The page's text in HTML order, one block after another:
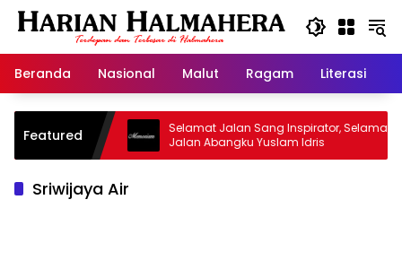
Langsung
Beranda
Nasional Malut Ragam Literasi
Featured
Warisan
Selamat Jalan Sang Inspirator, Selamat
Jalan Abangku Yuslam Idris
Sriwijaya Air